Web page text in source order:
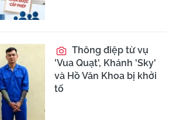
Thông điệp từ vụ
'Vua Quạt', Khánh 'Sky'
và Hồ Văn Khoa bị khởi
tố